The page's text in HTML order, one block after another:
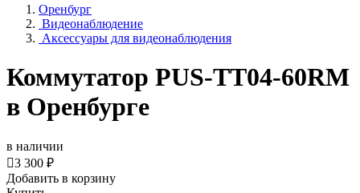
Оренбург
Видеонаблюдение
Аксессуары для видеонаблюдения
Коммутатор PUS-TT04-60RM
в Оренбурге
в наличии
3 300 ₽
Добавить в корзину